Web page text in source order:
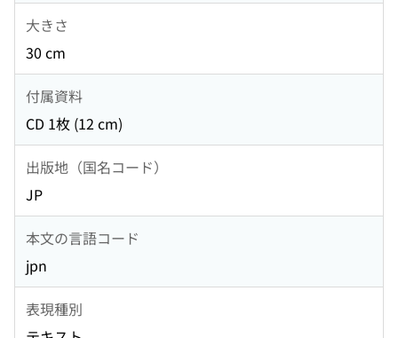
大きさ
30 cm
付属資料
CD 1枚 (12 cm)
出版地（国名コード）
JP
本文の言語コード
jpn
表現種別